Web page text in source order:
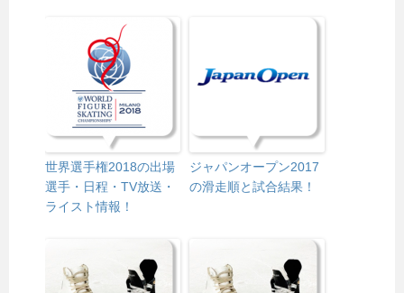
世界選手権2018の出場
選手・日程・TV放送・
ライスト情報！
ジャパンオープン2017
の滑走順と試合結果！